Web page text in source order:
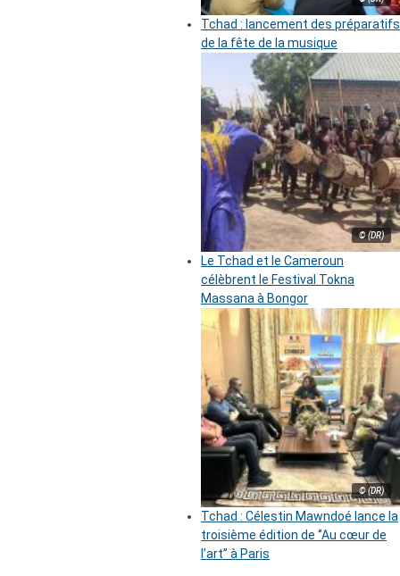
Tchad : lancement des préparatifs
de la fête de la musique
© (DR)
Le Tchad et le Cameroun
célèbrent le Festival Tokna
Massana à Bongor
© (DR)
Tchad : Célestin Mawndoé lance la
troisième édition de ‘’Au cœur de
l’art’’ à Paris